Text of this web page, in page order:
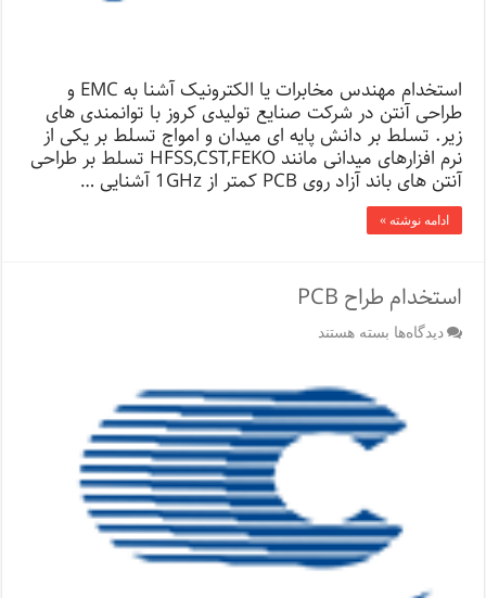
استخدام مهندس مخابرات یا الکترونیک آشنا به EMC و
طراحی آنتن در شرکت صنایع تولیدی کروز با توانمندی های
زیر. تسلط بر دانش پایه ای میدان و امواج تسلط بر یکی از
نرم افزارهای میدانی مانند HFSS,CST,FEKO تسلط بر طراحی
آنتن های باند آزاد روی PCB کمتر از 1GHz آشنایی …
ادامه نوشته »
استخدام طراح PCB
دیدگاه‌ها برای
بسته هستند